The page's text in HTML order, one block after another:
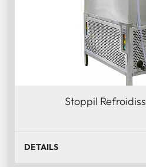
Stoppil
DETAILS